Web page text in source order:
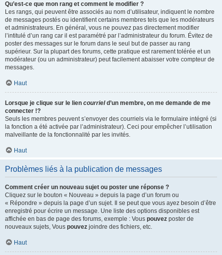
Qu’est-ce que mon rang et comment le modifier ?
Les rangs, qui peuvent être associés au nom d’utilisateur, indiquent le nombre
de messages postés ou identifient certains membres tels que les modérateurs
et administrateurs. En général, vous ne pouvez pas directement modifier
l’intitulé d’un rang car il est paramétré par l’administrateur du forum. Évitez de
poster des messages sur le forum dans le seul but de passer au rang
supérieur. Sur la plupart des forums, cette pratique est rarement tolérée et un
modérateur (ou un administrateur) peut facilement abaisser votre compteur de
messages.
Haut
Lorsque je clique sur le lien courrield’un membre, on me demande de me
connecter !?
Seuls les membres peuvent s’envoyer des courriels via le formulaire intégré (si
la fonction a été activée par l’administrateur). Ceci pour empêcher l’utilisation
malveillante de la fonctionnalité par les invités.
Haut
Problèmes liés à la publication de messages
Comment créer un nouveau sujet ou poster une réponse ?
Cliquez sur le bouton « Nouveau » depuis la page d’un forum ou
« Répondre » depuis la page d’un sujet. Il se peut que vous ayez besoin d’être
enregistré pour écrire un message. Une liste des options disponibles est
affichée en bas de page des forums, exemple : Vous pouvez poster de
nouveaux sujets, Vous pouvez joindre des fichiers, etc.
Haut